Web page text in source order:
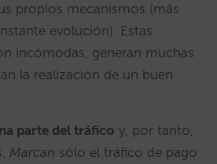
propios mecanismos (más
evolución). Estas
incómodas, generan muchas
la realización de un buen
parte del tráfico y, por tanto,
Marcan sólo el tráfico de pago